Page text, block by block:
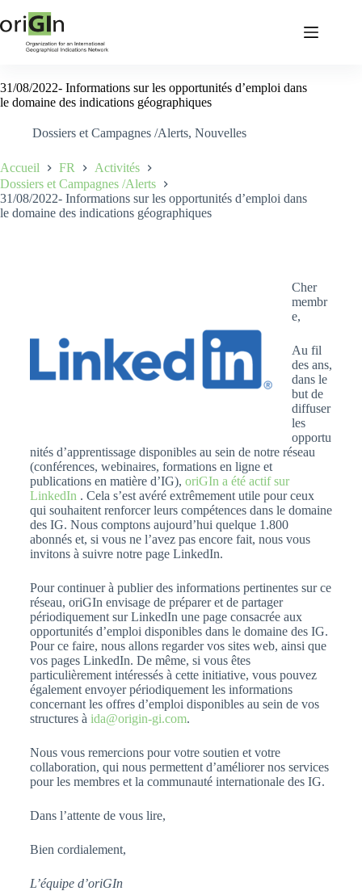
31/08/2022- Informations sur les opportunités d’emploi dans
le domaine des indications géographiques
Dossiers et Campagnes /Alerts, Nouvelles
Accueil FR
Activités
Dossiers et Campagnes /Alerts
31/08/2022- Informations sur les opportunités d’emploi dans
le domaine des indications géographiques
Cher
membr
e,
Au fil
des ans,
dans le
but de
diffuser
les
opportu
nités d’apprentissage disponibles au sein de notre réseau
(conférences, webinaires, formations en ligne et
publications en matière d’IG), oriGIn a été actif sur
LinkedIn . Cela s’est avéré extrêmement utile pour ceux
qui souhaitent renforcer leurs compétences dans le domaine
des IG. Nous comptons aujourd’hui quelque 1.800
abonnés et, si vous ne l’avez pas encore fait, nous vous
invitons à suivre notre page LinkedIn.
Pour continuer à publier des informations pertinentes sur ce
réseau, oriGIn envisage de préparer et de partager
périodiquement sur LinkedIn une page consacrée aux
opportunités d’emploi disponibles dans le domaine des IG.
Pour ce faire, nous allons regarder vos sites web, ainsi que
vos pages LinkedIn. De même, si vous êtes
particulièrement intéressés à cette initiative, vous pouvez
également envoyer périodiquement les informations
concernant les offres d’emploi disponibles au sein de vos
structures à ida@origin-gi.com.
Nous vous remercions pour votre soutien et votre
collaboration, qui nous permettent d’améliorer nos services
pour les membres et la communauté internationale des IG.
Dans l’attente de vous lire,
Bien cordialement,
L’équipe d’oriGIn